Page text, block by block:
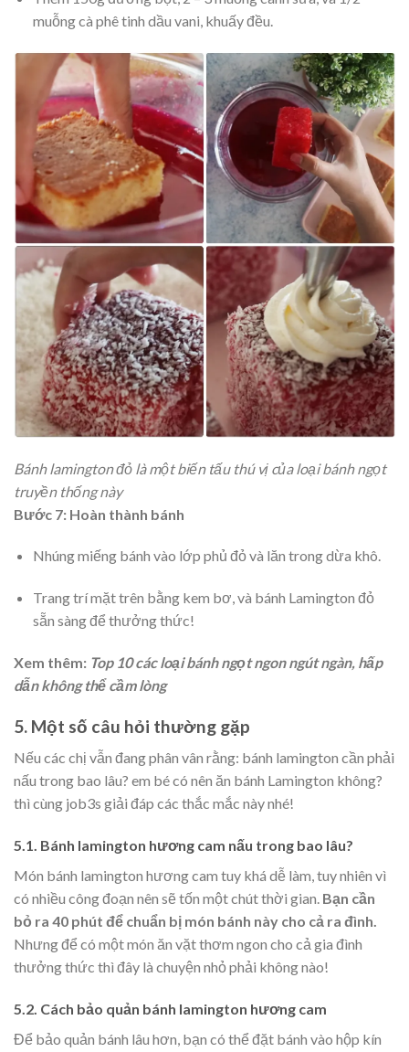
muỗng cà phê tinh dầu vani, khuấy đều.
Bánh lamington đỏ là một biến tấu thú vị của loại bánh ngọt
truyền thống này
Bước 7: Hoàn thành bánh
Nhúng miếng bánh vào lớp phủ đỏ và lăn trong dừa khô.
Trang trí mặt trên bằng kem bơ, và bánh Lamington đỏ
sẵn sàng để thưởng thức!
Xem thêm: Top 10 các loại bánh ngọt ngon ngút ngàn, hấp
dẫn không thể cầm lòng
5. Một số câu hỏi thường gặp
Nếu các chị vẫn đang phân vân rằng: bánh lamington cần phải
nấu trong bao lâu? em bé có nên ăn bánh Lamington không?
thì cùng job3s giải đáp các thắc mắc này nhé!
5.1. Bánh lamington hương cam nấu trong bao lâu?
Món bánh lamington hương cam tuy khá dễ làm, tuy nhiên vì
có nhiều công đoạn nên sẽ tốn một chút thời gian. Bạn cần
bỏ ra 40 phút để chuẩn bị món bánh này cho cả ra đình.
Nhưng để có một món ăn vặt thơm ngon cho cả gia đình
thưởng thức thì đây là chuyện nhỏ phải không nào!
5.2. Cách bảo quản bánh lamington hương cam
Để bảo quản bánh lâu hơn, bạn có thể đặt bánh vào hộp kín